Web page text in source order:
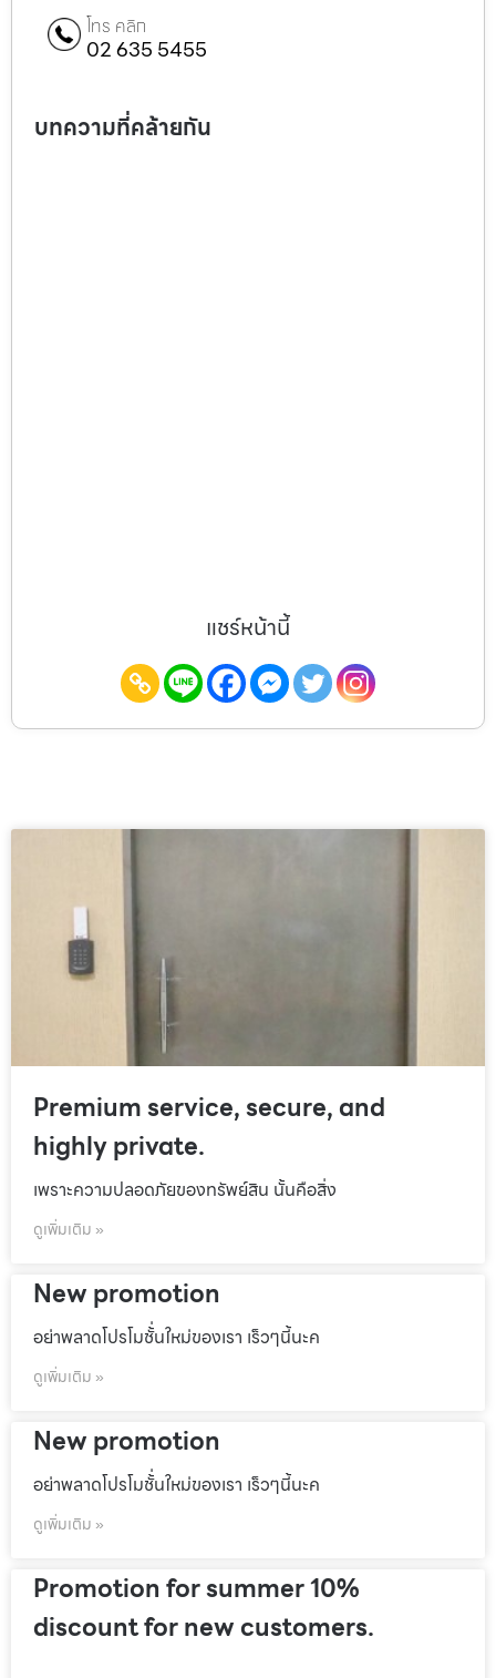
โทร คลิก
02 635 5455
บทความที่คล้ายกัน
แชร์หน้านี้
Premium service, secure, and
highly private.
เพราะความปลอดภัยของทรัพย์สิน นั้นคือสิ่ง
ดูเพิ่มเติม »
New promotion
อย่าพลาดโปรโมชั้่นใหม่ของเรา เร็วๆนี้นะค
ดูเพิ่มเติม »
New promotion
อย่าพลาดโปรโมชั้่นใหม่ของเรา เร็วๆนี้นะค
ดูเพิ่มเติม »
Promotion for summer 10%
discount for new customers.